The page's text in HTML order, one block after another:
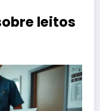
leitos